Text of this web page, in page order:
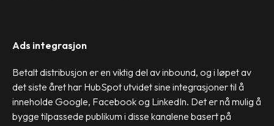
Ads integrasjon
Betalt distribusjon er en viktig del av inbound, og i løpet av
det siste året har HubSpot utvidet sine integrasjoner til å
inneholde Google, Facebook og LinkedIn. Det er nå mulig å
bygge tilpassede publikum i disse kanalene basert på